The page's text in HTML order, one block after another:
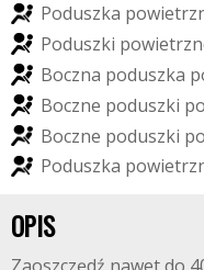
Poduszka powietrz
Poduszki powietrzn
Boczna poduszka p
Boczne poduszki po
Boczne poduszki po
Poduszka powietrz
OPIS